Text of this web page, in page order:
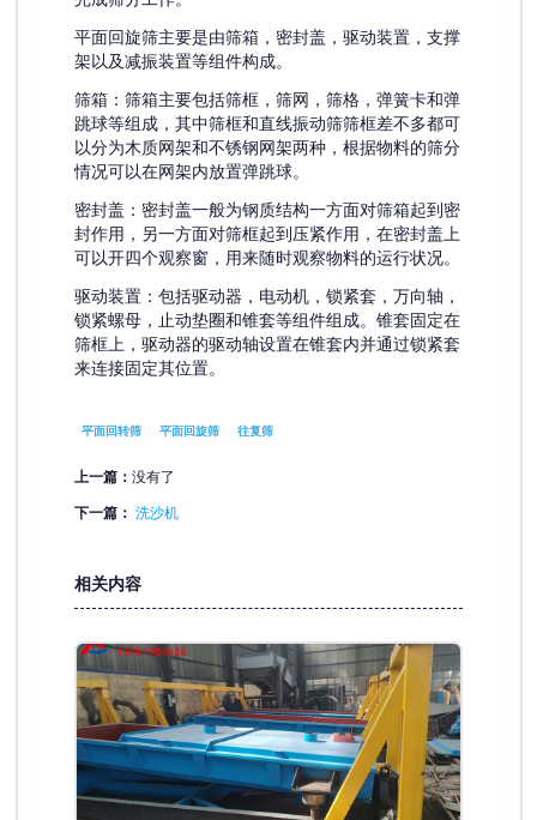
平面回旋筛主要是由筛箱，密封盖，驱动装置，支撑
架以及减振装置等组件构成。
筛箱：筛箱主要包括筛框，筛网，筛格，弹簧卡和弹
跳球等组成，其中筛框和直线振动筛筛框差不多都可
以分为木质网架和不锈钢网架两种，根据物料的筛分
情况可以在网架内放置弹跳球。
密封盖：密封盖一般为钢质结构一方面对筛箱起到密
封作用，另一方面对筛框起到压紧作用，在密封盖上
可以开四个观察窗，用来随时观察物料的运行状况。
驱动装置：包括驱动器，电动机，锁紧套，万向轴，
锁紧螺母，止动垫圈和锥套等组件组成。锥套固定在
筛框上，驱动器的驱动轴设置在锥套内并通过锁紧套
来连接固定其位置。
平面回转筛 平面回旋筛 往复筛
上一篇： 没有了
下一篇： 洗沙机
相关内容